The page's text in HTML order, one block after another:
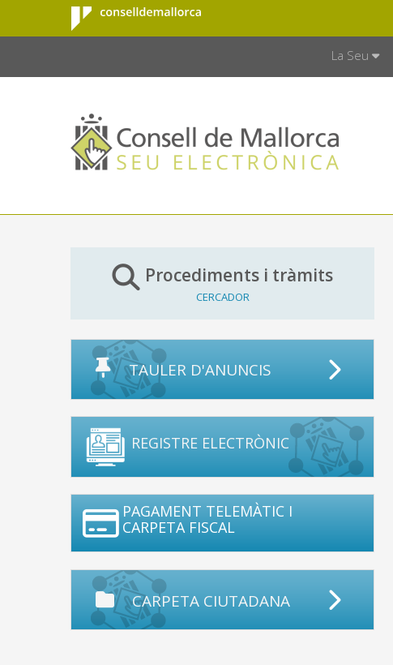
Salta al contingut principal
Consell de
Mallorca
La Seu
Procediments i tràmits
CERCADOR
TAULER D'ANUNCIS
REGISTRE ELECTRÒNIC
PAGAMENT TELEMÀTIC I
CARPETA FISCAL
CARPETA CIUTADANA